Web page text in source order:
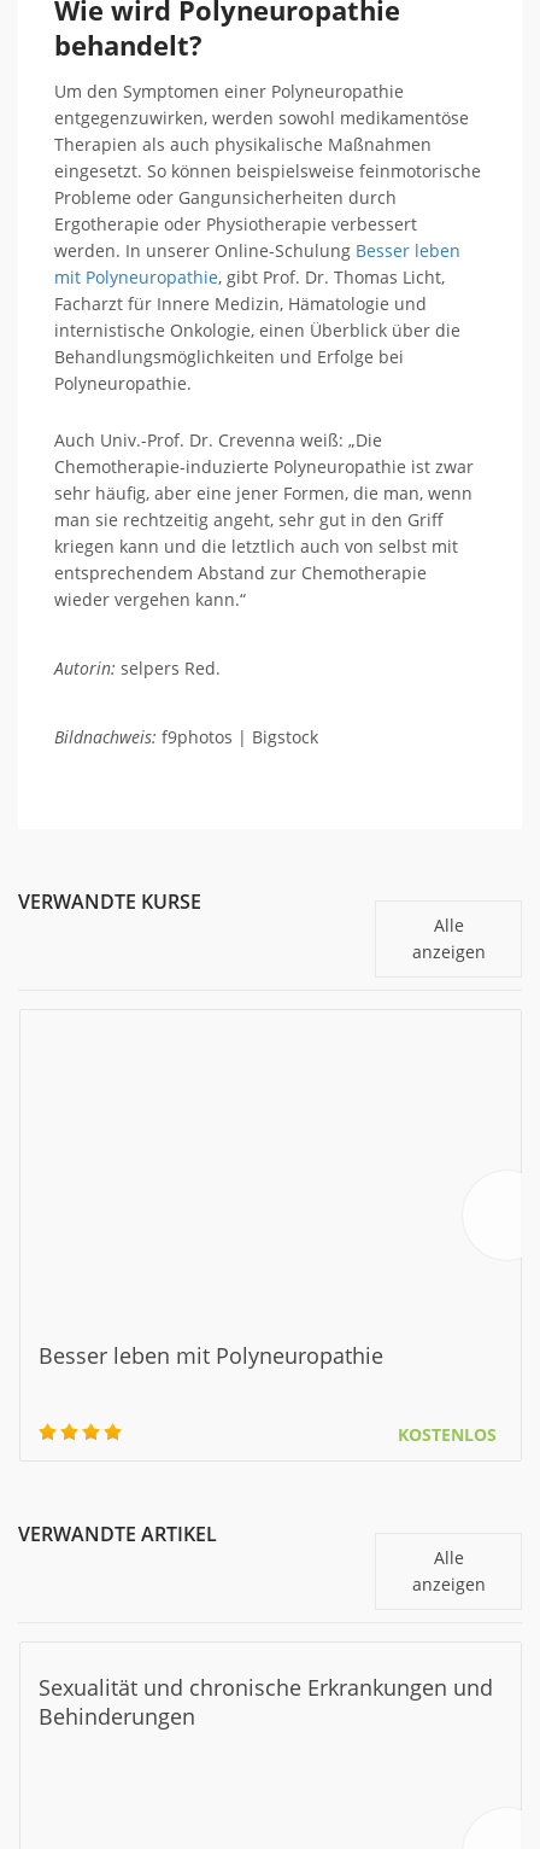
Wie wird Polyneuropathie
behandelt?
Um den Symptomen einer Polyneuropathie
entgegenzuwirken, werden sowohl medikamentöse
Therapien als auch physikalische Maßnahmen
eingesetzt. So können beispielsweise feinmotorische
Probleme oder Gangunsicherheiten durch
Ergotherapie oder Physiotherapie verbessert
werden. In unserer Online-Schulung Besser leben
mit Polyneuropathie, gibt Prof. Dr. Thomas Licht,
Facharzt für Innere Medizin, Hämatologie und
internistische Onkologie, einen Überblick über die
Behandlungsmöglichkeiten und Erfolge bei
Polyneuropathie.
Auch Univ.-Prof. Dr. Crevenna weiß: „Die
Chemotherapie-induzierte Polyneuropathie ist zwar
sehr häufig, aber eine jener Formen, die man, wenn
man sie rechtzeitig angeht, sehr gut in den Griff
kriegen kann und die letztlich auch von selbst mit
entsprechendem Abstand zur Chemotherapie
wieder vergehen kann.“
Autorin: selpers Red.
Bildnachweis: f9photos | Bigstock
VERWANDTE KURSE
Alle
anzeigen
Besser leben mit Polyneuropathie
KOSTENLOS
VERWANDTE ARTIKEL
Alle
anzeigen
Sexualität und chronische Erkrankungen und
Behinderungen